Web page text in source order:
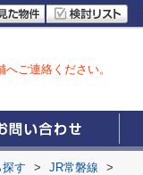
ご連絡ください。
す > JR常磐線
>